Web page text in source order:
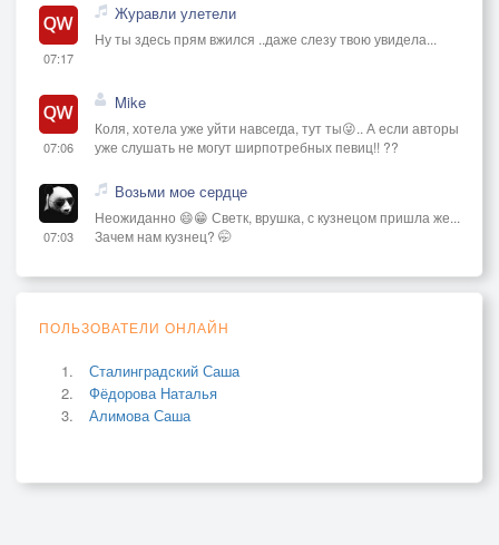
07:17
Журавли улетели
Ну ты здесь прям вжился ..даже слезу твою увидела...
07:06
Mike
Коля, хотела уже уйти навсегда, тут ты😜.. А если авторы
уже слушать не могут ширпотребных певиц!! ??
07:03
Возьми мое сердце
Неожиданно 😄😁 Светк, врушка, с кузнецом пришла же...
Зачем нам кузнец? 🤭
ПОЛЬЗОВАТЕЛИ ОНЛАЙН
Сталинградский Саша
Фёдорова Наталья
Алимова Саша